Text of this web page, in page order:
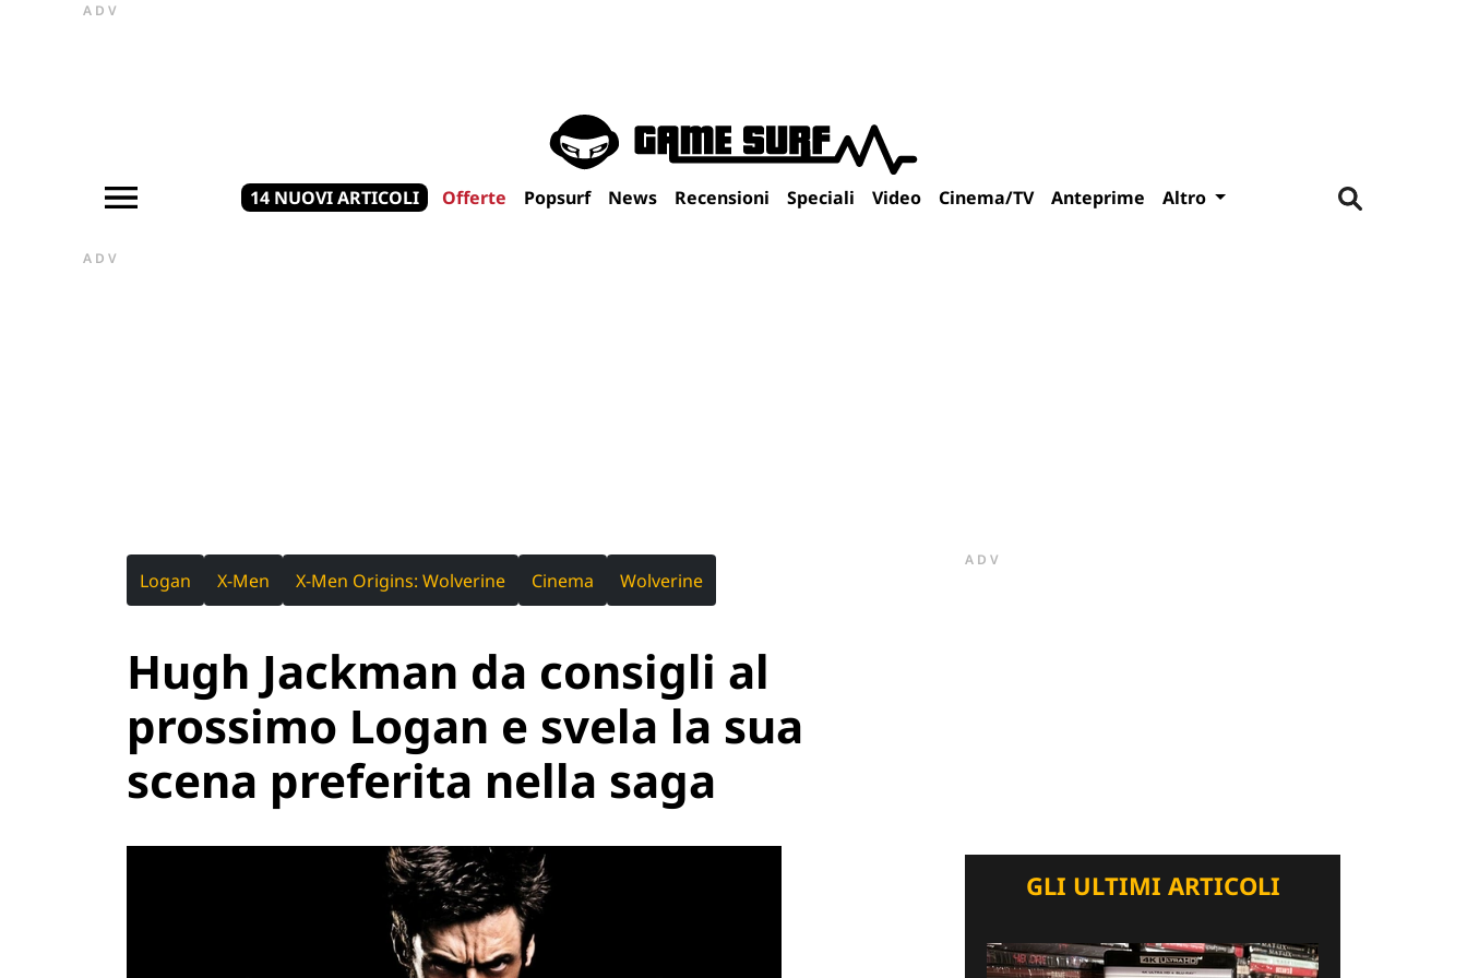
ADV
14 NUOVI ARTICOLI Offerte Popsurf News Recensioni Speciali Video Cinema/TV Anteprime Altro
ADV
Logan X-Men X-Men Origins: Wolverine Cinema Wolverine
Hugh Jackman da consigli al
prossimo Logan e svela la sua
scena preferita nella saga
ADV
GLI ULTIMI ARTICOLI